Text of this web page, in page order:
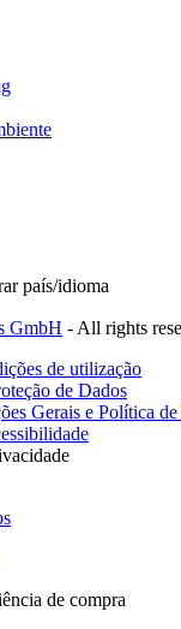
país/idioma
GmbH - All rights
de utilização
de Dados
Gerais e Política
de compra